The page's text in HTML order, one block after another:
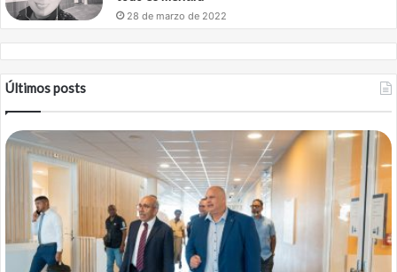
28 de marzo de 2022
Últimos posts